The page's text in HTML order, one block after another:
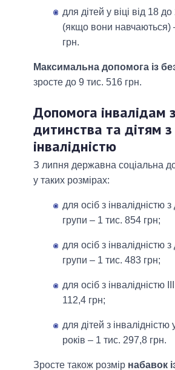
для дітей у віці від 18 до
(якщо вони навчаються)
грн.
Максимальна допомога із
зросте до 9 тис. 516 грн.
Допомога інвалідам з
дитинства та дітям з
інвалідністю
З липня державна соціальна
у таких розмірах:
для осіб з інвалідністю з
групи – 1 тис. 854 грн;
для осіб з інвалідністю з
групи – 1 тис. 483 грн;
для осіб з інвалідністю
112,4 грн;
для дітей з інвалідністю
років – 1 тис. 297,8 грн.
Зросте також розмір набавок